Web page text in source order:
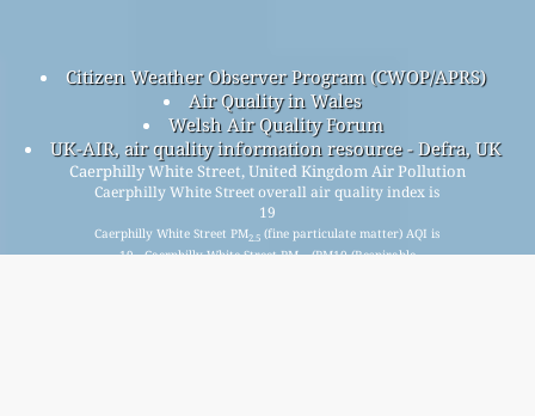
Citizen Weather Observer Program (CWOP/APRS)
Air Quality in Wales
Welsh Air Quality Forum
UK-AIR, air quality information resource - Defra, UK
Caerphilly White Street, United Kingdom Air Pollution
Caerphilly White Street overall air quality index is
19
Caerphilly White Street PM2.5(fine particulate matter) AQI is
19 - Caerphilly White Street PM10(PM10 (Respirable